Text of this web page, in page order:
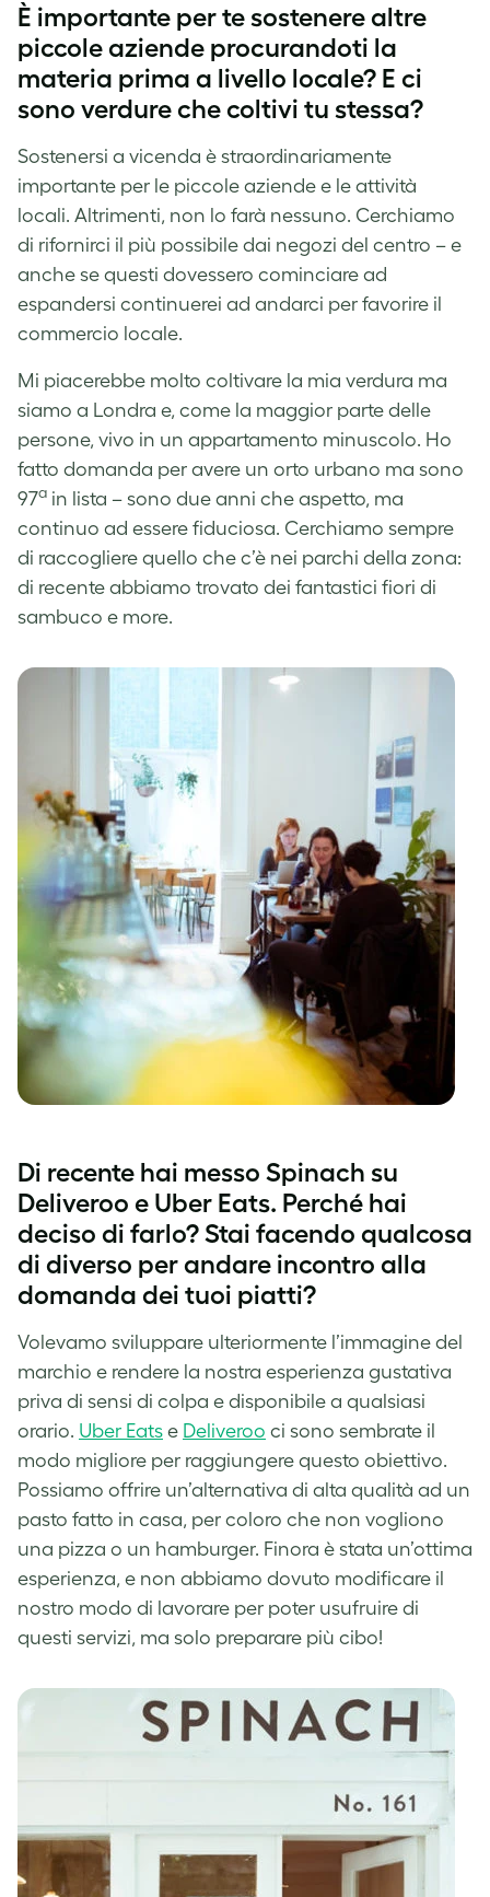
È importante per te sostenere altre
piccole aziende procurandoti la
materia prima a livello locale? E ci
sono verdure che coltivi tu stessa?
Sostenersi a vicenda è straordinariamente
importante per le piccole aziende e le attività
locali. Altrimenti, non lo farà nessuno. Cerchiamo
di rifornirci il più possibile dai negozi del centro – e
anche se questi dovessero cominciare ad
espandersi continuerei ad andarci per favorire il
commercio locale.
Mi piacerebbe molto coltivare la mia verdura ma
siamo a Londra e, come la maggior parte delle
persone, vivo in un appartamento minuscolo. Ho
fatto domanda per avere un orto urbano ma sono
97a in lista – sono due anni che aspetto, ma
continuo ad essere fiduciosa. Cerchiamo sempre
di raccogliere quello che c’è nei parchi della zona:
di recente abbiamo trovato dei fantastici fiori di
sambuco e more.
Di recente hai messo Spinach su
Deliveroo e Uber Eats. Perché hai
deciso di farlo? Stai facendo qualcosa
di diverso per andare incontro alla
domanda dei tuoi piatti?
Volevamo sviluppare ulteriormente l’immagine del
marchio e rendere la nostra esperienza gustativa
priva di sensi di colpa e disponibile a qualsiasi
orario. Uber Eats e Deliveroo ci sono sembrate il
modo migliore per raggiungere questo obiettivo.
Possiamo offrire un’alternativa di alta qualità ad un
pasto fatto in casa, per coloro che non vogliono
una pizza o un hamburger. Finora è stata un’ottima
esperienza, e non abbiamo dovuto modificare il
nostro modo di lavorare per poter usufruire di
questi servizi, ma solo preparare più cibo!